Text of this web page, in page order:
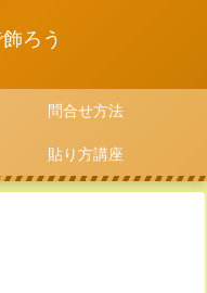
ろう
問合せ方法
貼り方講座